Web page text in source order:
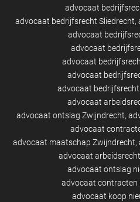
advocaat
advocaat bedrijfsrecht Sliedrecht
advocaat
advocaat
advocaat
advocaat
advocaat
advocaat
advocaat ontslag Zwijndrecht
advocaat
advocaat maatschap Zwijndrecht
advocaat
advocaat ontslag
advocaat contracten
advocaat koop